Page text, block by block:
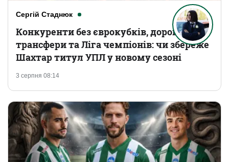
Сергій Стаднюк
3 серпня 08:14
Конкуренти без єврокубків, дорогі
трансфери та Ліга чемпіонів: чи збереже
Шахтар титул УПЛ у новому сезоні